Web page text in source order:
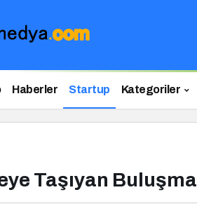
Haberler Startup Kategoriler
Taşıyan Buluşma